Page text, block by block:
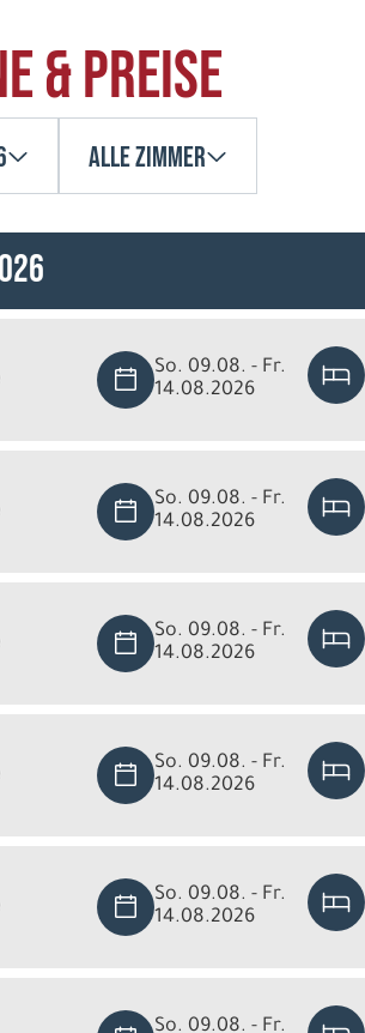
& Preise
Alle Zimmer
So. 09.08. - Fr.
14.08.2026
So. 09.08. - Fr.
14.08.2026
So. 09.08. - Fr.
14.08.2026
So. 09.08. - Fr.
14.08.2026
So. 09.08. - Fr.
14.08.2026
So. 09.08. - Fr.